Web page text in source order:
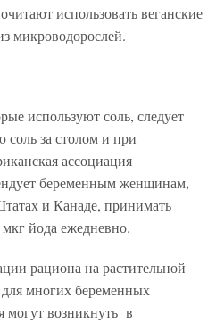
использовать веганские
микроводорослей.
используют соль, следует
соль за столом и при
ассоциация
беременным женщинам,
и Канаде, принимать
йода ежедневно.
рациона на растительной
для многих беременных
могут возникнуть в